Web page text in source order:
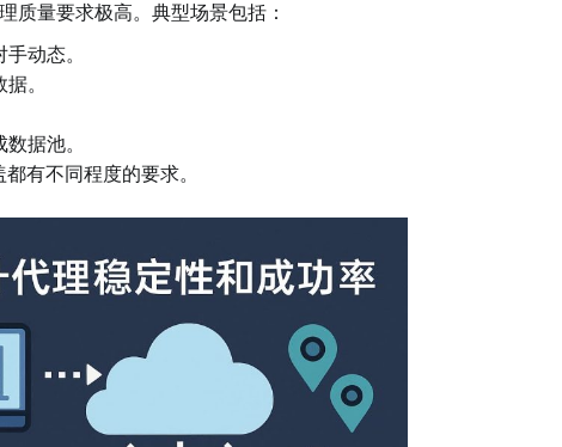
质量要求极高。典型场景包括：
动态。
。
据池。
有不同程度的要求。